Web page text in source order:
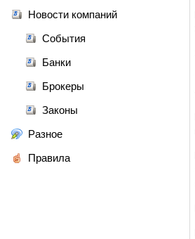
Новости компаний
События
Банки
Брокеры
Законы
Разное
Правила